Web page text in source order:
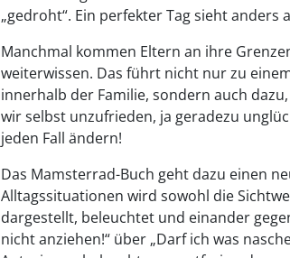
„gedroht“. Ein perfekter Tag sieht anders
Manchmal kommen Eltern an ihre
weiterwissen. Das führt nicht nur zu
innerhalb der Familie, sondern auch
wir selbst unzufrieden, ja geradezu
jeden Fall ändern!
Das Mamsterrad-Buch geht dazu einen
Alltagssituationen wird sowohl die
dargestellt, beleuchtet und einander
nicht anziehen!“ über „Darf ich was